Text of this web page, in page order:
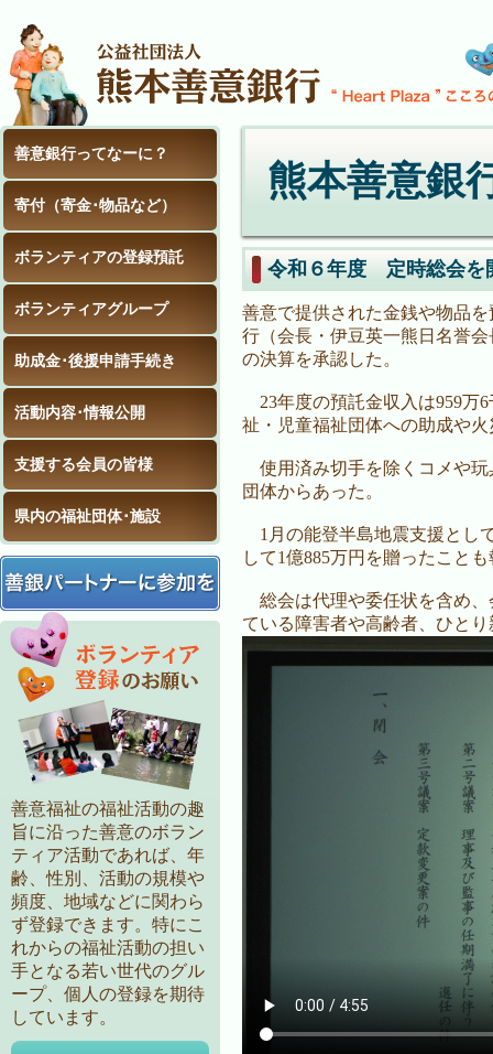
熊本善意銀
令和６年度 定時総会を
善意で提供された金銭や物品
行（会長・伊豆英一熊日名誉
の決算を承認した。
23年度の預託金収入は959万
祉・児童福祉団体への助成や
使用済み切手を除くコメや玩
団体からあった。
1月の能登半島地震支援とし
して1億885万円を贈ったこと
総会は代理や委任状を含め、
ている障害者や高齢者、ひと
善意銀行ってなーに？
寄付（寄金･物品など）
ボランティアの登録預託
ボランティアグループ
助成金･後援申請手続き
活動内容･情報公開
支援する会員の皆様
県内の福祉団体･施設
善意福祉の福祉活動の趣
旨に沿った善意のボラン
ティア活動であれば、年
齢、性別、活動の規模や
頻度、地域などに関わら
ず登録できます。特にこ
れからの福祉活動の担い
手となる若い世代のグル
ープ、個人の登録を期待
しています。